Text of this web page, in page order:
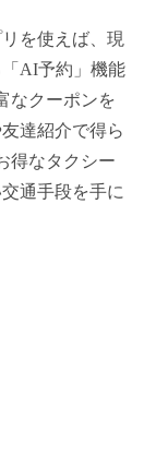
を使えば、現
AI予約」機能
なクーポンを
達紹介で得ら
得なタクシー
通手段を手に